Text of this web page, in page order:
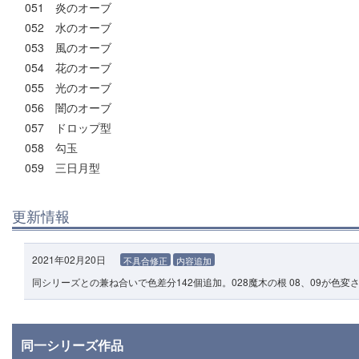
051 炎のオーブ
052 水のオーブ
053 風のオーブ
054 花のオーブ
055 光のオーブ
056 闇のオーブ
057 ドロップ型
058 勾玉
059 三日月型
更新情報
2021年02月20日 不具合修正 内容追加
同シリーズとの兼ね合いで色差分142個追加。028魔木の根 08、09が色変さ
同一シリーズ作品